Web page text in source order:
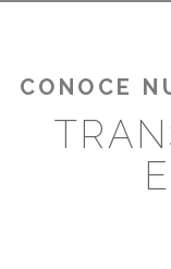
CONOCE